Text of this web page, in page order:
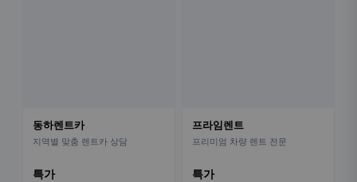
동하렌트카
지역별 맞춤 렌트카 상담
특가
프라임렌트
프리미엄 차량 렌트 전문
특가